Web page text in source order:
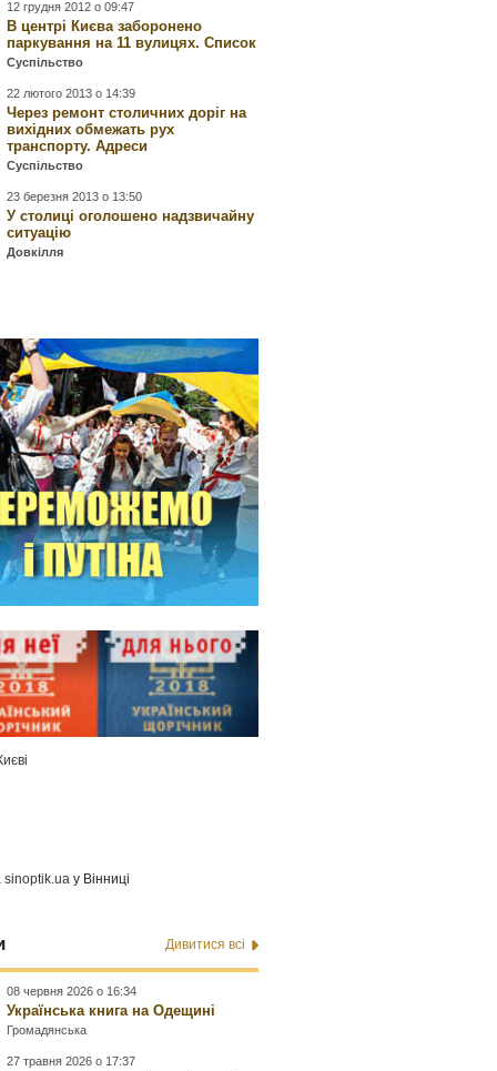
12 грудня 2012 о 09:47
В центрі Києва заборонено
паркування на 11 вулицях. Список
Суспільство
22 лютого 2013 о 14:39
Через ремонт столичних доріг на
вихідних обмежать рух
транспорту. Адреси
Суспільство
23 березня 2013 о 13:50
У столиці оголошено надзвичайну
ситуацію
Довкілля
sinoptik.ua у Вінниці
Дивитися всі
08 червня 2026 о 16:34
Українська книга на Одещині
Громадянська
27 травня 2026 о 17:37